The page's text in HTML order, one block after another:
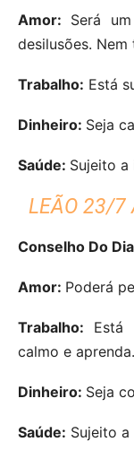
Amor: Será
desilusões.
Trabalho: Está
Dinheiro: Seja
Saúde: Sujeito a
LEÃO 23/7
Conselho Do
Amor: Poderá
Trabalho: Está
calmo e aprenda.
Dinheiro: Seja
Saúde: Sujeito